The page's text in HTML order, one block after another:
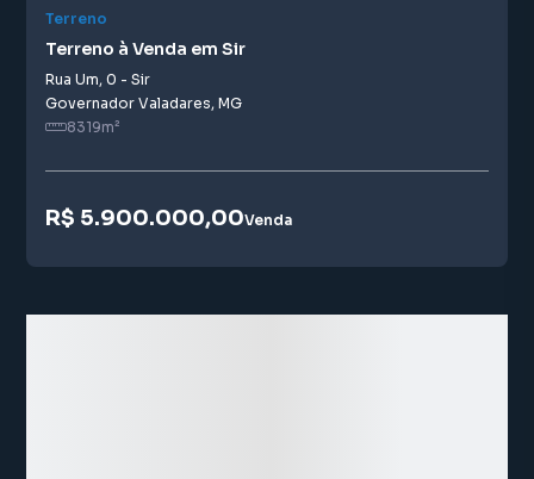
Terreno
Terreno à Venda em Sir
Rua Um, 0 - Sir
Governador Valadares, MG
8319m²
R$ 5.900.000,00Venda